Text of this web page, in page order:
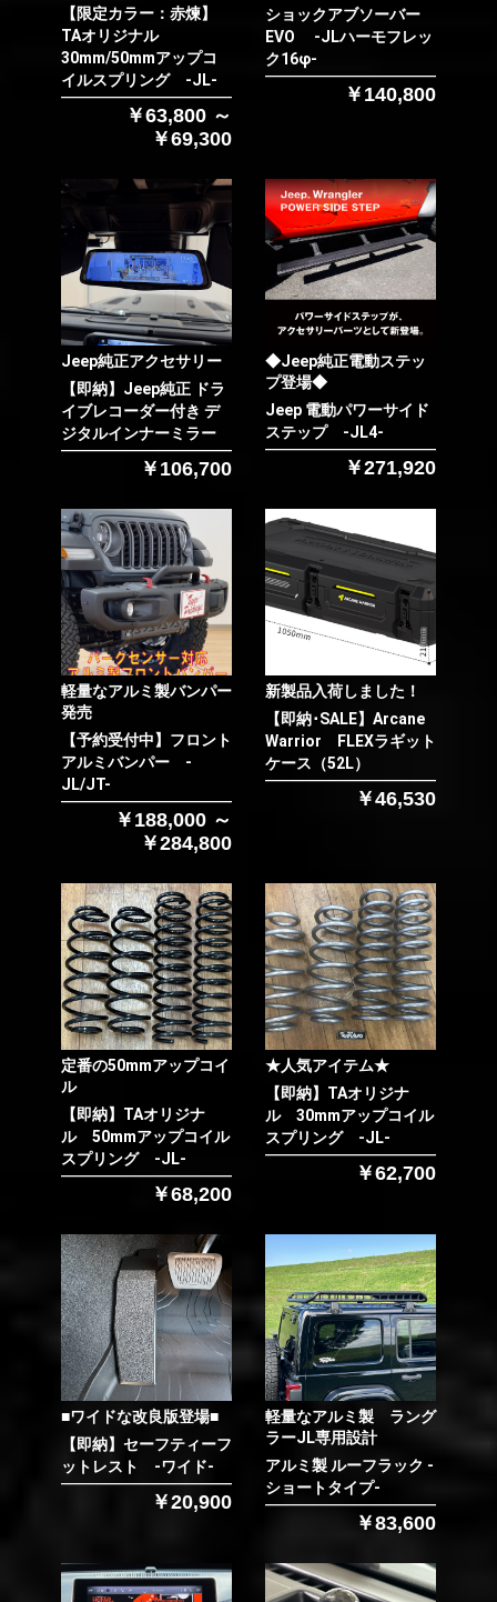
お買い物を続ける カートへ進む
【限定カラー：赤煉】
TAオリジナル
30mm/50mmアップコ
イルスプリング -JL-
￥63,800 ～
￥69,300
ショックアブソーバー
EVO -JLハーモフレッ
ク16φ-
￥140,800
Jeep純正アクセサリー
【即納】Jeep純正 ドラ
イブレコーダー付き デ
ジタルインナーミラー
￥106,700
◆Jeep純正電動ステッ
プ登場◆
Jeep 電動パワーサイド
ステップ -JL4-
￥271,920
軽量なアルミ製バンパー
発売
【予約受付中】フロント
アルミバンパー -
JL/JT-
￥188,000 ～
￥284,800
新製品入荷しました！
【即納･SALE】Arcane
Warrior FLEXラギット
ケース（52L）
￥46,530
定番の50mmアップコイ
ル
【即納】TAオリジナ
ル 50mmアップコイル
スプリング -JL-
￥68,200
★人気アイテム★
【即納】TAオリジナ
ル 30mmアップコイル
スプリング -JL-
￥62,700
■ワイドな改良版登場■
【即納】セーフティーフ
ットレスト -ワイド-
￥20,900
軽量なアルミ製 ラング
ラーJL専用設計
アルミ製 ルーフラック -
ショートタイプ-
￥83,600